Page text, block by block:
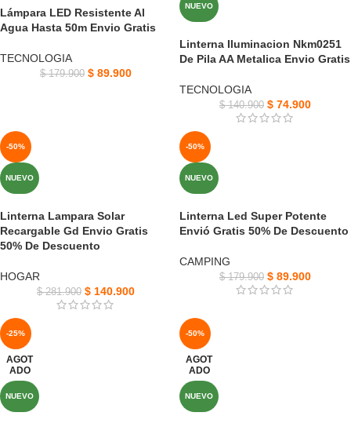
Lámpara LED Resistente Al
Agua Hasta 50m Envio Gratis
TECNOLOGIA
$179.900 $ 89.900
NUEVO
Linterna Iluminacion Nkm0251
De Pila AA Metalica Envio Gratis
TECNOLOGIA
$140.900 $ 74.900
-50%
NUEVO
Linterna Lampara Solar
Recargable Gd Envio Gratis
50% De Descuento
HOGAR
$281.900 $ 140.900
-50%
NUEVO
Linterna Led Super Potente
Envió Gratis 50% De Descuento
CAMPING
$179.900 $ 89.900
-25%
AGOT
ADO
NUEVO
-50%
AGOT
ADO
NUEVO